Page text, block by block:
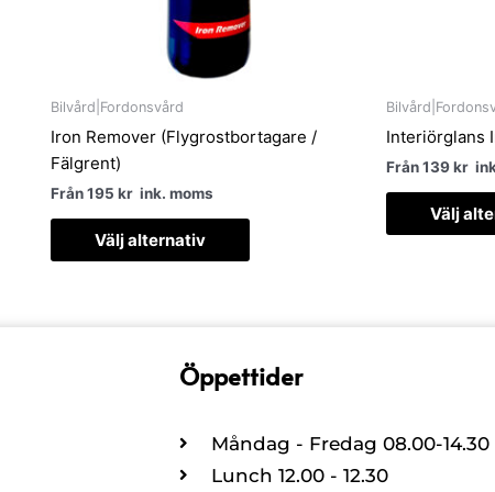
Bilvård|Fordonsvård
Iron Remover (Flygrostbortagare /
Fälgrent)
Från195 kr ink. moms
Välj alternativ
kan
väljas
Interiörglans
Från139kr
Välj
Öppettider
Måndag - Fredag 08.00-14.30
Lunch 12.00 - 12.30